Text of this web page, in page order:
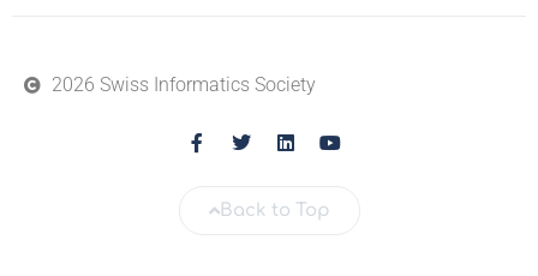
2026 Swiss Informatics Society
Back to Top